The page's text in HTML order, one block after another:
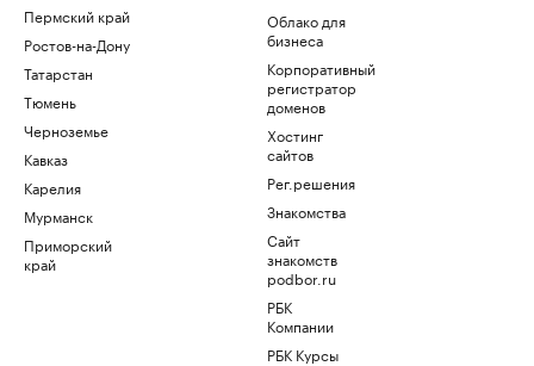
Пермский край
Ростов-на-Дону
Татарстан
Тюмень
Черноземье
Кавказ
Карелия
Мурманск
Приморский
край
Облако для
бизнеса
Корпоративный
регистратор
доменов
Хостинг
сайтов
Рег.решения
Знакомства
Сайт
знакомств
podbor.ru
РБК
Компании
РБК Курсы